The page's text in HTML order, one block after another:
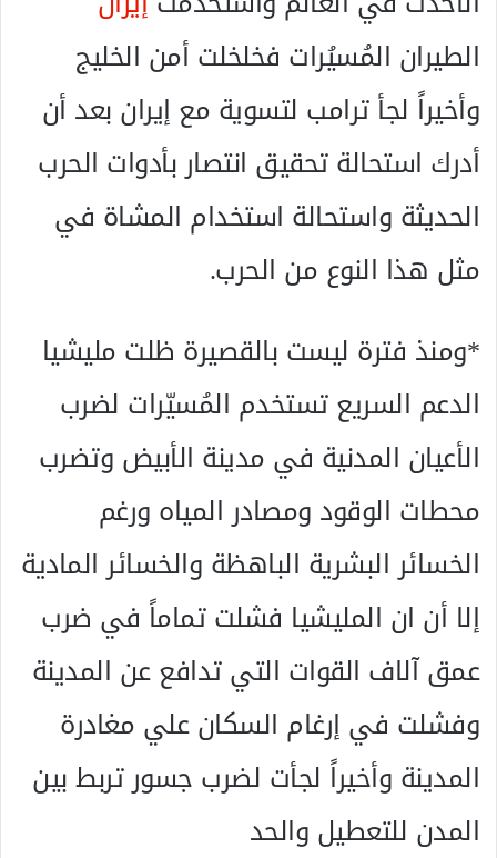
الطيران المُسيُرات فخلخلت أمن الخليج
وأخيراً لجأ ترامب لتسوية مع إيران بعد أن
أدرك استحالة تحقيق انتصار بأدوات الحرب
الحديثة واستحالة استخدام المشاة في
مثل هذا النوع من الحرب.
*ومنذ فترة ليست بالقصيرة ظلت مليشيا
الدعم السريع تستخدم المُسيّرات لضرب
الأعيان المدنية في مدينة الأبيض وتضرب
محطات الوقود ومصادر المياه ورغم
الخسائر البشرية الباهظة والخسائر المادية
إلا أن ان المليشيا فشلت تماماً في ضرب
عمق آلاف القوات التي تدافع عن المدينة
وفشلت في إرغام السكان علي مغادرة
المدينة وأخيراً لجأت لضرب جسور تربط بين
المدن للتعطيل والحد